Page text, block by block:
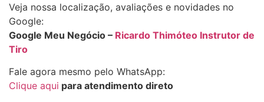
Veja nossa localização, avaliações e novidades no
Google:
Google Meu Negócio – Ricardo Thimóteo Instrutor de
Tiro
Fale agora mesmo pelo WhatsApp:
Clique aqui para atendimento direto